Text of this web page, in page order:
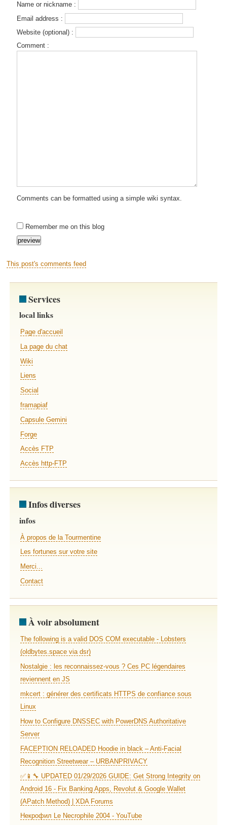
Name or nickname :
Email address :
Website (optional) :
Comment :
Comments can be formatted using a simple wiki syntax.
Remember me on this blog
This post's comments feed
Services
local links
Page d'accueil
La page du chat
Wiki
Liens
Social
framapiaf
Capsule Gemini
Forge
Accès FTP
Accès http-FTP
Infos diverses
infos
À propos de la Tourmentine
Les fortunes sur votre site
Merci...
Contact
À voir absolument
The following is a valid DOS COM executable - Lobsters
(oldbytes.space via dsr)
Nostalgie : les reconnaissez-vous ? Ces PC légendaires
reviennent en JS
mkcert : générer des certificats HTTPS de confiance sous
Linux
How to Configure DNSSEC with PowerDNS Authoritative
Server
FACEPTION RELOADED Hoodie in black – Anti-Facial
Recognition Streetwear – URBANPRIVACY
✅📱🔧 UPDATED 01/29/2026 GUIDE: Get Strong Integrity on
Android 16 - Fix Banking Apps, Revolut & Google Wallet
(APatch Method) | XDA Forums
Некрофил Le Necrophile 2004 - YouTube